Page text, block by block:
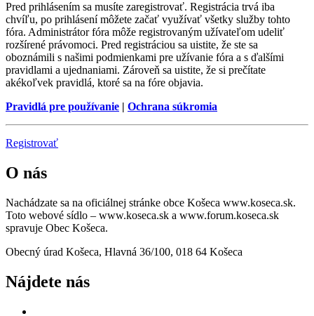
Pred prihlásením sa musíte zaregistrovať. Registrácia trvá iba
chvíľu, po prihlásení môžete začať využívať všetky služby tohto
fóra. Administrátor fóra môže registrovaným užívateľom udeliť
rozšírené právomoci. Pred registráciou sa uistite, že ste sa
oboznámili s našimi podmienkami pre užívanie fóra a s ďalšími
pravidlami a ujednaniami. Zároveň sa uistite, že si prečítate
akékoľvek pravidlá, ktoré sa na fóre objavia.
Pravidlá pre používanie | Ochrana súkromia
Registrovať
O nás
Nachádzate sa na oficiálnej stránke obce Košeca www.koseca.sk.
Toto webové sídlo – www.koseca.sk a www.forum.koseca.sk
spravuje Obec Košeca.
Obecný úrad Košeca, Hlavná 36/100, 018 64 Košeca
Nájdete nás